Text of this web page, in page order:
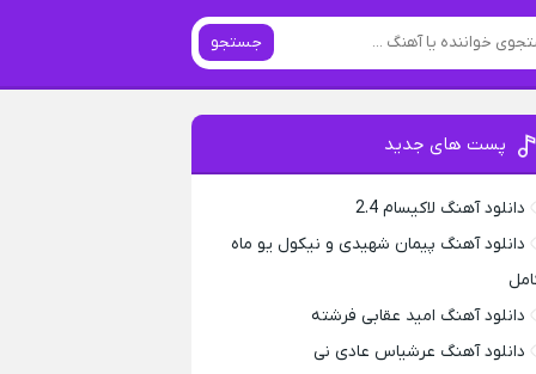
جستجو
پست های جدید
دانلود آهنگ لاکیسام 2.4
دانلود آهنگ پیمان شهیدی و نیکول یو ماه
دانلود آهنگ امید عقابی فرشته
دانلود آهنگ عرشیاس عادی نی